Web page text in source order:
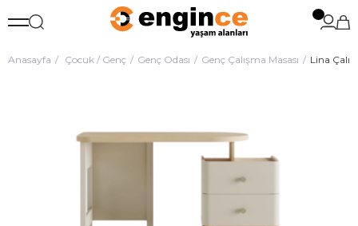
Anasayfa Çocuk / Genç Genç Odası Genç Çalışma Masası Lina